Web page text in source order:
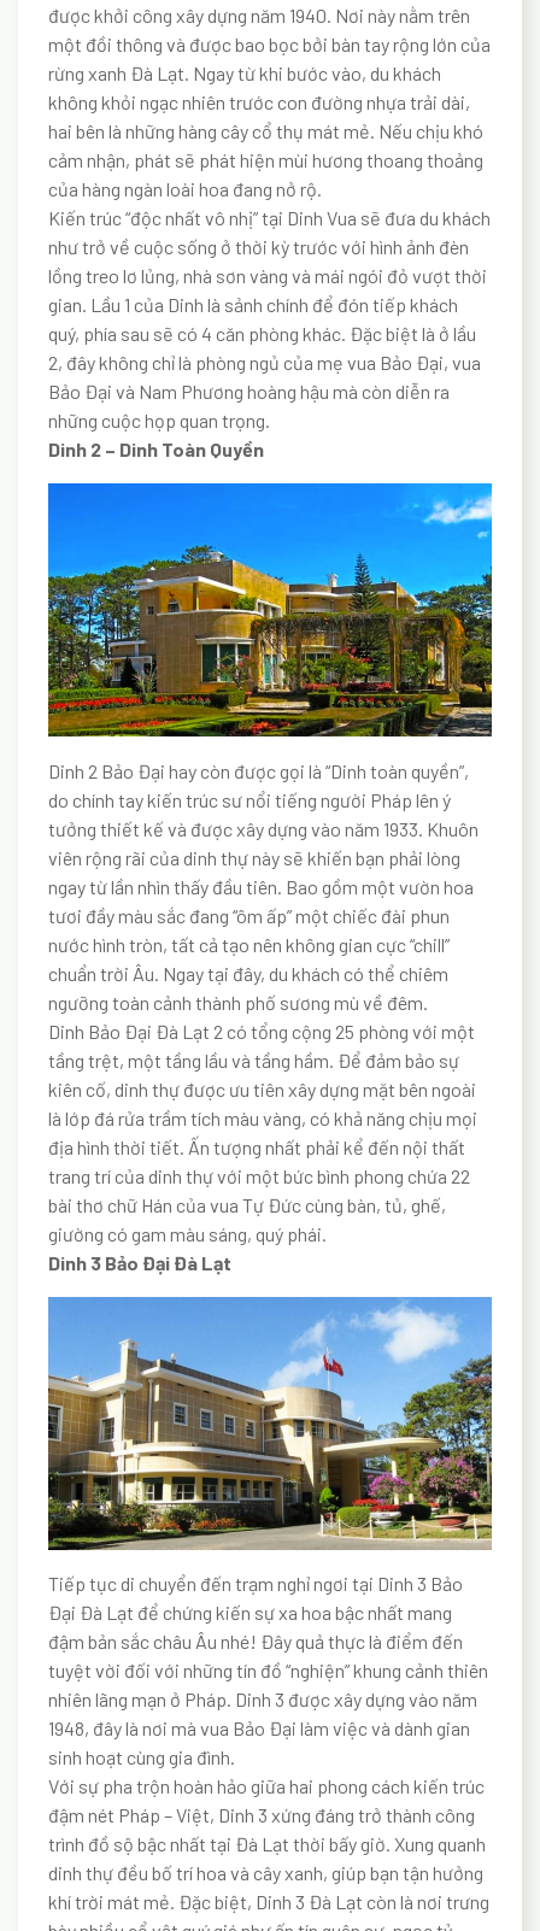
được khởi công xây dựng năm 1940. Nơi này nằm trên
một đồi thông và được bao bọc bởi bàn tay rộng lớn của
rừng xanh Đà Lạt. Ngay từ khi bước vào, du khách
không khỏi ngạc nhiên trước con đường nhựa trải dài,
hai bên là những hàng cây cổ thụ mát mẻ. Nếu chịu khó
cảm nhận, phát sẽ phát hiện mùi hương thoang thoảng
của hàng ngàn loài hoa đang nở rộ.
Kiến trúc “độc nhất vô nhị” tại Dinh Vua sẽ đưa du khách
như trở về cuộc sống ở thời kỳ trước với hình ảnh đèn
lồng treo lơ lủng, nhà sơn vàng và mái ngói đỏ vượt thời
gian. Lầu 1 của Dinh là sảnh chính để đón tiếp khách
quý, phía sau sẽ có 4 căn phòng khác. Đặc biệt là ở lầu
2, đây không chỉ là phòng ngủ của mẹ vua Bảo Đại, vua
Bảo Đại và Nam Phương hoàng hậu mà còn diễn ra
những cuộc họp quan trọng.
Dinh 2 – Dinh Toàn Quyền
Dinh 2 Bảo Đại hay còn được gọi là “Dinh toàn quyền”,
do chính tay kiến trúc sư nổi tiếng người Pháp lên ý
tưởng thiết kế và được xây dựng vào năm 1933. Khuôn
viên rộng rãi của dinh thự này sẽ khiến bạn phải lòng
ngay từ lần nhìn thấy đầu tiên. Bao gồm một vườn hoa
tươi đầy màu sắc đang “ôm ấp” một chiếc đài phun
nước hình tròn, tất cả tạo nên không gian cực “chill”
chuẩn trời Âu. Ngay tại đây, du khách có thể chiêm
ngưỡng toàn cảnh thành phố sương mù về đêm.
Dinh Bảo Đại Đà Lạt 2 có tổng cộng 25 phòng với một
tầng trệt, một tầng lầu và tầng hầm. Để đảm bảo sự
kiên cố, dinh thự được ưu tiên xây dựng mặt bên ngoài
là lớp đá rửa trầm tích màu vàng, có khả năng chịu mọi
địa hình thời tiết. Ấn tượng nhất phải kể đến nội thất
trang trí của dinh thự với một bức bình phong chứa 22
bài thơ chữ Hán của vua Tự Đức cùng bàn, tủ, ghế,
giường có gam màu sáng, quý phái.
Dinh 3 Bảo Đại Đà Lạt
Tiếp tục di chuyển đến trạm nghỉ ngơi tại Dinh 3 Bảo
Đại Đà Lạt để chứng kiến sự xa hoa bậc nhất mang
đậm bản sắc châu Âu nhé! Đây quả thực là điểm đến
tuyệt vời đối với những tín đồ “nghiện” khung cảnh thiên
nhiên lãng mạn ở Pháp. Dinh 3 được xây dựng vào năm
1948, đây là nơi mà vua Bảo Đại làm việc và dành gian
sinh hoạt cùng gia đình.
Với sự pha trộn hoàn hảo giữa hai phong cách kiến trúc
đậm nét Pháp – Việt, Dinh 3 xứng đáng trở thành công
trình đồ sộ bậc nhất tại Đà Lạt thời bấy giờ. Xung quanh
dinh thự đều bố trí hoa và cây xanh, giúp bạn tận hưởng
khí trời mát mẻ. Đặc biệt, Dinh 3 Đà Lạt còn là nơi trưng